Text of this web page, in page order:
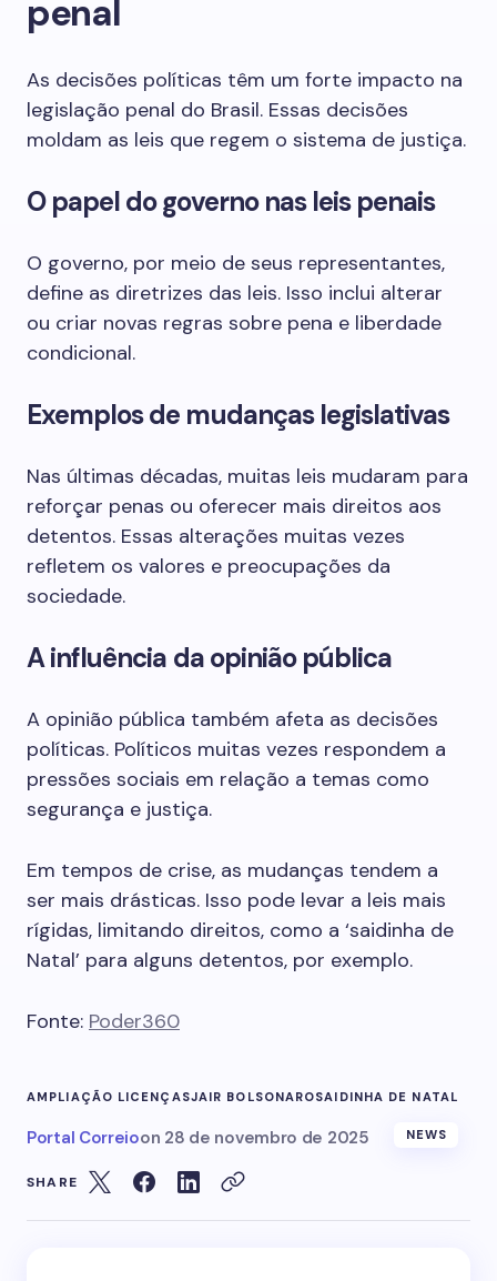
penal
As decisões políticas têm um forte impacto na
legislação penal do Brasil. Essas decisões
moldam as leis que regem o sistema de justiça.
O papel do governo nas leis penais
O governo, por meio de seus representantes,
define as diretrizes das leis. Isso inclui alterar
ou criar novas regras sobre pena e liberdade
condicional.
Exemplos de mudanças legislativas
Nas últimas décadas, muitas leis mudaram para
reforçar penas ou oferecer mais direitos aos
detentos. Essas alterações muitas vezes
refletem os valores e preocupações da
sociedade.
A influência da opinião pública
A opinião pública também afeta as decisões
políticas. Políticos muitas vezes respondem a
pressões sociais em relação a temas como
segurança e justiça.
Em tempos de crise, as mudanças tendem a
ser mais drásticas. Isso pode levar a leis mais
rígidas, limitando direitos, como a ‘saidinha de
Natal’ para alguns detentos, por exemplo.
Fonte: Poder360
AMPLIAÇÃO LICENÇASJAIR BOLSONAROSAIDINHA DE NATAL
Portal Correioon 28 de novembro de 2025 NEWS
SHARE